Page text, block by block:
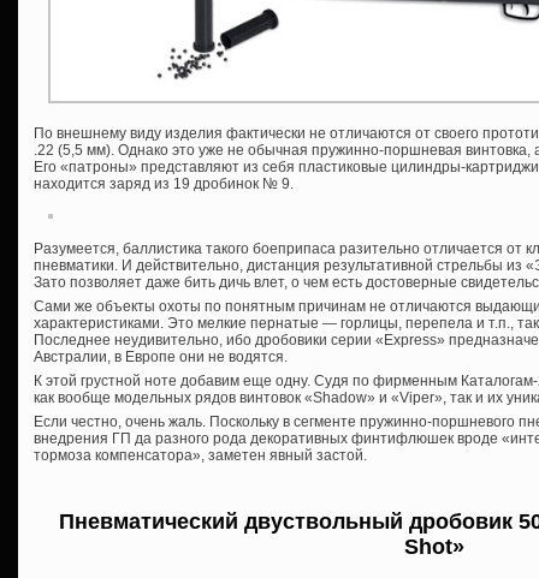
По внешнему виду изделия фактически не отличаются от своего
.22 (5,5 мм). Однако это уже не обычная пружинно-поршневая винтовка,
Его «патроны» представляют из себя пластиковые цилиндры-
находится заряд из 19 дробинок № 9.
Разумеется, баллистика такого боеприпаса разительно отличается от
пневматики. И действительно, дистанция результативной стрельбы из
Зато позволяет даже бить дичь влет, о чем есть достоверные
Сами же объекты охоты по понятным причинам не отличаются
характеристиками. Это мелкие пернатые — горлицы, перепела и т.п.,
Последнее неудивительно, ибо дробовики серии «Express»
Австралии, в Европе они не водятся.
К этой грустной ноте добавим еще одну. Судя по фирменным
как вообще модельных рядов винтовок «Shadow» и «Viper», так и их
Если честно, очень жаль. Поскольку в сегменте пружинно-поршневого
внедрения ГП да разного рода декоративных финтифлюшек вроде
тормоза компенсатора», заметен явный застой.
Пневматический двуствольный дробовик
Shot»